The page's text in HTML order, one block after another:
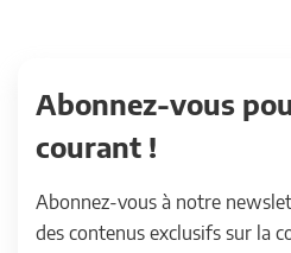
Abonnez-vous
courant !
Abonnez-vous à notre
des contenus exclusifs sur la